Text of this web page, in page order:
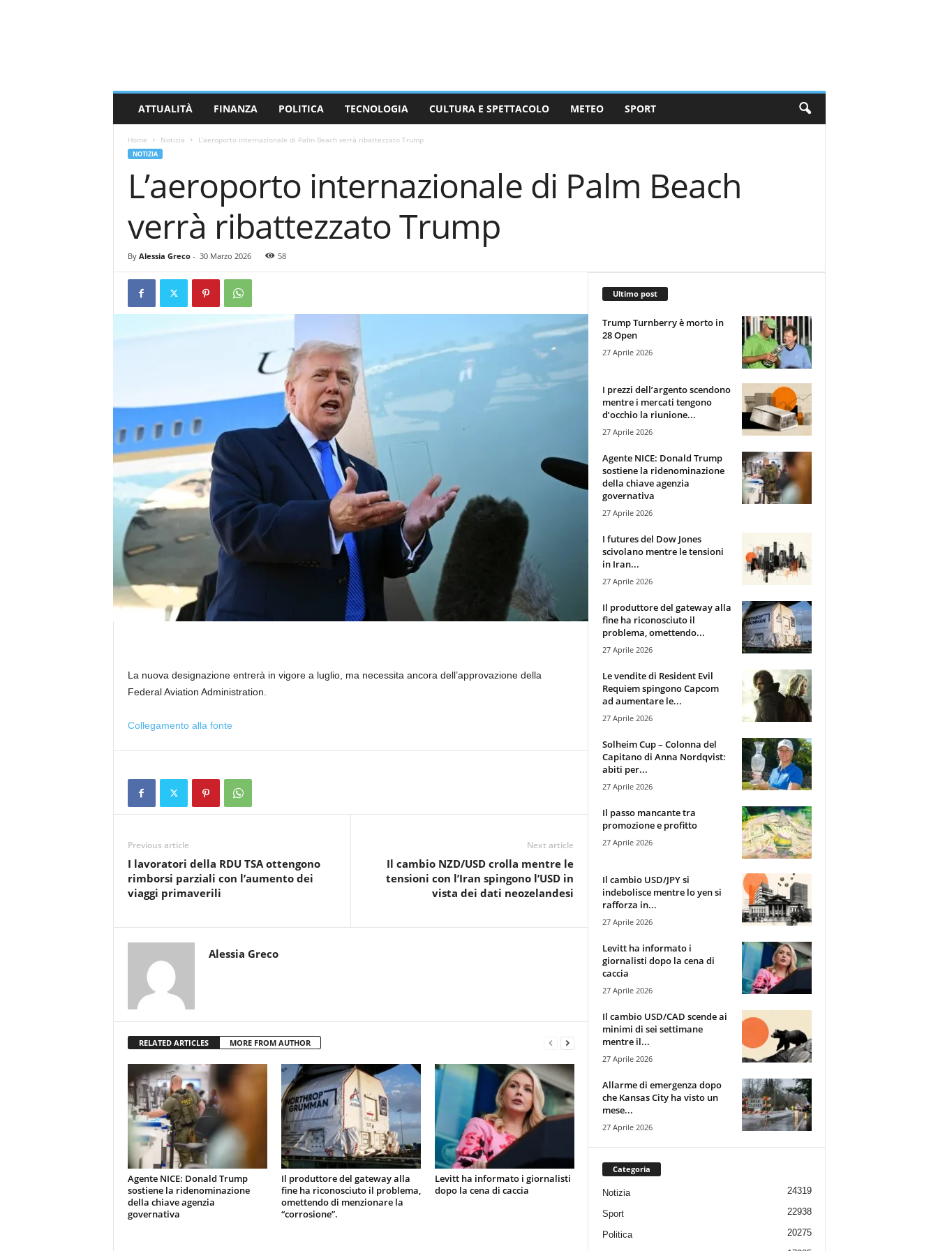
ATTUALITÀ FINANZA POLITICA TECNOLOGIA CULTURA E SPETTACOLO METEO SPORT
Home Notizia L’aeroporto internazionale di Palm Beach verrà ribattezzato Trump
NOTIZIA
L’aeroporto internazionale di Palm Beach
verrà ribattezzato Trump
By Alessia Greco- 30 Marzo 2026 58
La nuova designazione entrerà in vigore a luglio, ma necessita ancora dell’approvazione della
Federal Aviation Administration.
Collegamento alla fonte
Previous article
I lavoratori della RDU TSA ottengono
rimborsi parziali con l’aumento dei
viaggi primaverili
Next article
Il cambio NZD/USD crolla mentre le
tensioni con l’Iran spingono l’USD in
vista dei dati neozelandesi
Alessia Greco
RELATED ARTICLES MORE FROM AUTHOR
Agente NICE: Donald Trump
sostiene la ridenominazione
della chiave agenzia
governativa
Il produttore del gateway alla
fine ha riconosciuto il problema,
omettendo di menzionare la
“corrosione”.
Levitt ha informato i giornalisti
dopo la cena di caccia
Ultimo post
Trump Turnberry è morto in
28 Open
27 Aprile 2026
I prezzi dell’argento scendono
mentre i mercati tengono
d’occhio la riunione...
27 Aprile 2026
Agente NICE: Donald Trump
sostiene la ridenominazione
della chiave agenzia
governativa
27 Aprile 2026
I futures del Dow Jones
scivolano mentre le tensioni
in Iran...
27 Aprile 2026
Il produttore del gateway alla
fine ha riconosciuto il
problema, omettendo...
27 Aprile 2026
Le vendite di Resident Evil
Requiem spingono Capcom
ad aumentare le...
27 Aprile 2026
Solheim Cup – Colonna del
Capitano di Anna Nordqvist:
abiti per...
27 Aprile 2026
Il passo mancante tra
promozione e profitto
27 Aprile 2026
Il cambio USD/JPY si
indebolisce mentre lo yen si
rafforza in...
27 Aprile 2026
Levitt ha informato i
giornalisti dopo la cena di
caccia
27 Aprile 2026
Il cambio USD/CAD scende ai
minimi di sei settimane
mentre il...
27 Aprile 2026
Allarme di emergenza dopo
che Kansas City ha visto un
mese...
27 Aprile 2026
Categoria
Notizia 24319
Sport 22938
Politica 20275